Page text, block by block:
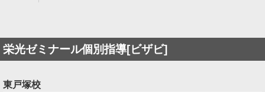
栄光ゼミナール個別指導[ビザビ]
東戸塚校